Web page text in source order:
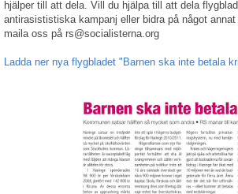
hjälper till att dela. Vill du hjälpa till att dela
antirasististiska kampanj eller bidra på något
maila oss på rs@socialisterna.org
Ladda ner nya flygbladet "Barnen ska inte betala